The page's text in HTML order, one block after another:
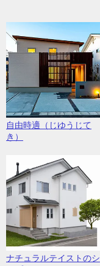
自由時適（じゆうじて
き）
ナチュラルテイストのシ